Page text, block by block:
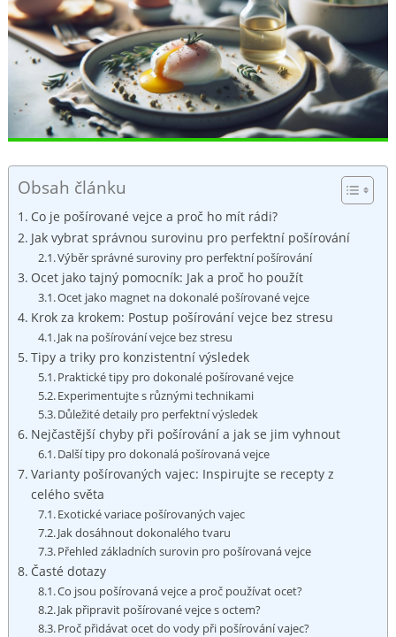
Obsah článku
Co je pošírované vejce a proč ho mít rádi?
Jak vybrat správnou surovinu pro perfektní pošírování
Výběr správné suroviny pro perfektní pošírování
Ocet jako tajný pomocník: Jak a proč ho použít
Ocet jako magnet na dokonalé pošírované vejce
Krok za krokem: Postup pošírování vejce bez stresu
Jak na pošírování vejce bez stresu
Tipy a triky pro konzistentní výsledek
Praktické tipy pro dokonalé pošírované vejce
Experimentujte s různými technikami
Důležité detaily pro perfektní výsledek
Nejčastější chyby při pošírování a jak se jim vyhnout
Další tipy pro dokonalá pošírovaná vejce
Varianty pošírovaných vajec: Inspirujte se recepty z
celého světa
Exotické variace pošírovaných vajec
Jak dosáhnout dokonalého tvaru
Přehled základních surovin pro pošírovaná vejce
Časté dotazy
Co jsou pošírovaná vejce a proč používat ocet?
Jak připravit pošírované vejce s octem?
Proč přidávat ocet do vody při pošírování vajec?